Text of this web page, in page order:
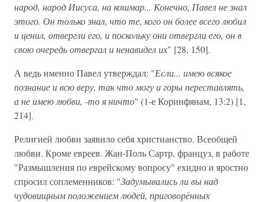
народ, народ Иисуса, на кошмар... Конечно, Павел не знал
этого. Он только знал, что те, кого он более всего любил
и ценил, отвергли его, и поскольку они отвергли его, он в
свою очередь отвергал и ненавидел их" [28, 150].
А ведь именно Павел утверждал: "Если... имею всякое
познание и всю веру, так что могу и горы переставлять,
а не имею любви, -то я ничто" (1-е Коринфянам, 13:2) [1,
214].
Религией любви заявило себя христианство. Всеобщей
любви. Кроме евреев. Жан-Поль Сартр, француз, в работе
"Размышления по еврейскому вопросу" ехидно и яростно
спросил соплеменников: "Задумывались ли вы над
чудовищным положением людей, приговорённых